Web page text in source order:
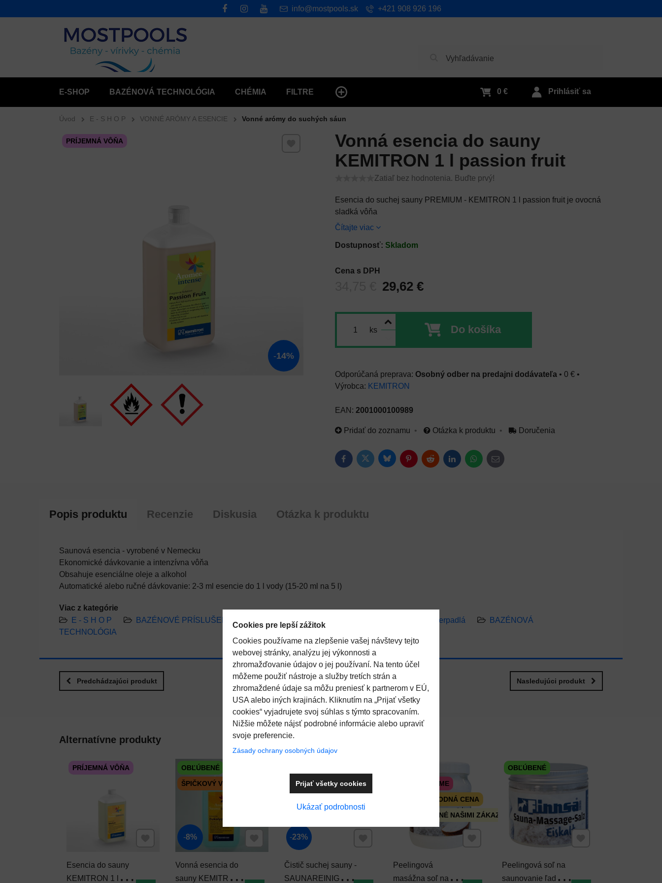
E-SHOP BAZÉNOVÁ TECHNOLÓGIA CHÉMIA FILTRE Prihlásiť sa
0 €
info@mostpools.sk +421 908 926 196
Úvod E - S H O P VONNÉ ARÓMY A ESENCIE Vonné arómy do suchých sáun
Vonná esencia do sauny
KEMITRON 1 l passion fruit
Esencia do suchej sauny PREMIUM - KEMITRON 1 l passion fruit je ovocná
sladká vôňa
Čítajte viac
Zatiaľ bez hodnotenia. Buďte prvý!
14%
Pridať k Obľúbeným
PRÍJEMNÁ VÔŇA
Dostupnosť: Skladom
Cena s DPH
29,62 €
Pred zľavou:
ks Do košíka
Osobný odber na predajni dodávateľa• 0 € •
Výrobca: KEMITRON
EAN: 2001000100989
Pridať do zoznamu Otázka k produktu Doručenia
FacebookTwitterBlueskyPinterestRedditLinkedInWhatsApp
E-mail
Popis produktu Recenzie Diskusia Otázka k produktu
Saunová esencia - vyrobené v Nemecku
Ekonomické dávkovanie a intenzívna vôňa
Obsahuje esenciálne oleje a alkohol
Automatické alebo ručné dávkovanie: 2-3 ml esencie do 1 l vody (15-20 ml na 5 l)
Viac z kategórie
E - S H O P
BAZÉNOVÉ PRÍSLUŠENSTVO Vonné arómy do suchých sáun Tepelné čerpadlá
BAZÉNOVÁ
TECHNOLÓGIA
Predchádzajúci produkt Nasledujúci produkt
Alternatívne produkty
Esencia do sauny
KEMITRON 1 l
PRÍJEMNÁ VÔŇA
Pridať k Obľúbeným
Vonná esencia do
sauny KEMITRON 1
OBĽÚBENÉ
ŠPIČKOVÝ VÝROBOK
8% Pridať k Obľúbeným
Čistič suchej sauny -
SAUNAREINIGER
23% Pridať k Obľúbeným
Peelingová
masážna soľ na
ODPORÚČAME
SUPER VÝHODNÁ CENA
ODPORÚČANÉ NAŠIMI ZÁKAZNÍKMI
Pridať k Obľúbeným
Peelingová soľ na
saunovanie ľadovec
OBĽÚBENÉ
Pridať k Obľúbeným
Cookies pre lepší zážitok
Cookies používame na zlepšenie vašej návštevy tejto
webovej stránky, analýzu jej výkonnosti a
zhromažďovanie údajov o jej používaní. Na tento účel
môžeme použiť nástroje a služby tretích strán a
zhromaždené údaje sa môžu preniesť k partnerom v EÚ,
USA alebo iných krajinách. Kliknutím na „Prijať všetky
cookies“ vyjadrujete svoj súhlas s týmto spracovaním.
Nižšie môžete nájsť podrobné informácie alebo upraviť
svoje preferencie.
Zásady ochrany osobných údajov
Ukázať podrobnosti
Prijať všetky cookies